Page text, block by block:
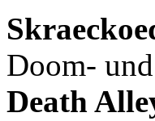
Doom-
Death